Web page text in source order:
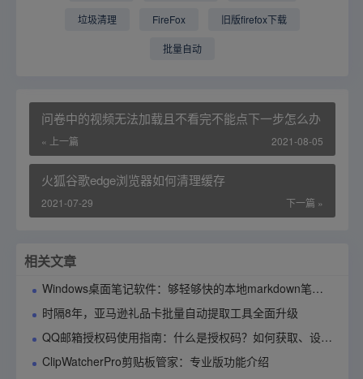
垃圾清理 FireFox 旧版firefox下载
批量自动
问卷中的视频无法加载且不看完不能点下一步怎么办
« 上一篇 2021-08-05
​火狐谷歌edge浏览器如何清理缓存
下一篇 »
2021-07-29
相关文章
Windows桌面笔记软件：够轻够快的本地markdown笔记应用90notes使用指南
时隔8年，亚马逊礼品卡批量自动提取工具全面升级
QQ邮箱授权码使用指南：什么是授权码？如何获取、设置与管理？
ClipWatcherPro剪贴板管家：专业版功能介绍